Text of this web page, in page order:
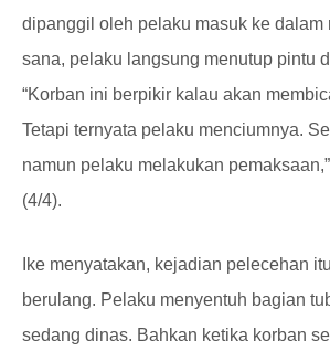
dipanggil oleh pelaku masuk ke dalam
sana, pelaku langsung menutup pintu
“Korban ini berpikir kalau akan
Tetapi ternyata pelaku menciumnya.
namun pelaku melakukan
(4/4).
Ike menyatakan, kejadian pelecehan
berulang. Pelaku menyentuh bagian
sedang dinas. Bahkan ketika korban